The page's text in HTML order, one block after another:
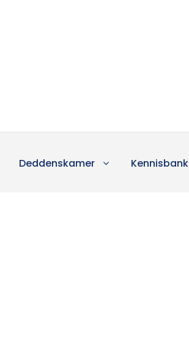
Deddenskamer Kennisbank